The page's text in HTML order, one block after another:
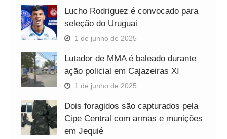
Lucho Rodriguez é convocado para
seleção do Uruguai
1 de junho de 2025
Lutador de MMA é baleado durante
ação policial em Cajazeiras XI
1 de junho de 2025
Dois foragidos são capturados pela
Cipe Central com armas e munições
em Jequié